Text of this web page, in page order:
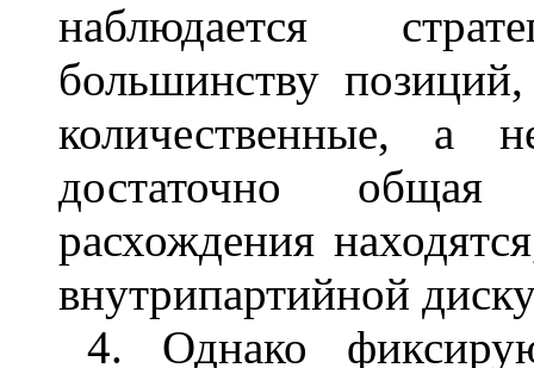
наблюдается
большинству
количественные, а
достаточно
расхождения
внутрипартийной
4. Однако